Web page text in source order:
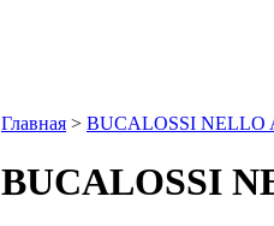
Главная > BUCALOSSI NELLO
BUCALOSSI